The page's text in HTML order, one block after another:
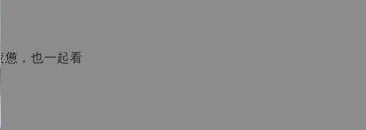
憊，也一起看